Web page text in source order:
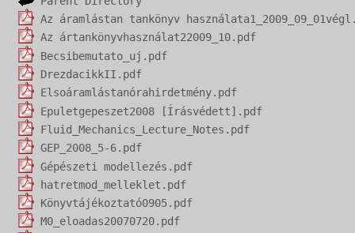
Az áramlástan tankönyv
Az ártankönyvhasználat22009_10.pdf
Becsibemutato_uj.pdf
DrezdacikkII.pdf
Elsoáramlástanórahirdetmény.pdf
Epuletgepeszet2008 [Írásvédett].pdf
Fluid_Mechanics_Lecture_Notes.pdf
GEP_2008_5-6.pdf
Gépészeti modellezés.pdf
hatretmod_melleklet.pdf
Könyvtájékoztató0905.pdf
M0_eloadas20070720.pdf